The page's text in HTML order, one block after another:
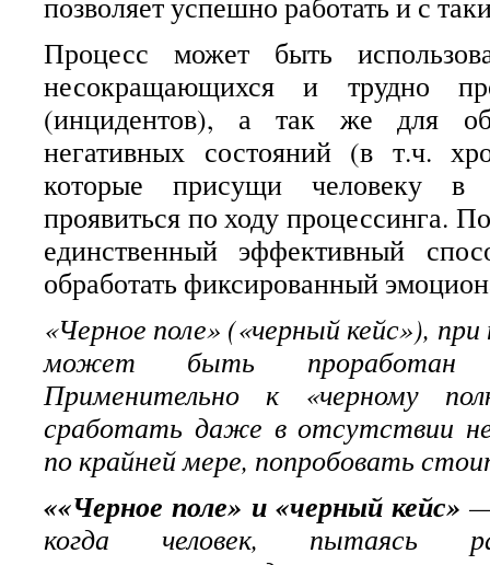
Процесс может быть
несокращающихся и трудно
(инцидентов), а так же для
негативных состояний (в т.ч.
которые присущи человеку
проявиться по ходу процессинга.
единственный эффективный
обработать фиксированный
«Черное поле» («черный кейс»),
может быть проработан
Применительно к «черному
сработать даже в отсутствии
по крайней мере, попробовать
««Черное поле» и «черный кейс»
когда человек, пытаясь